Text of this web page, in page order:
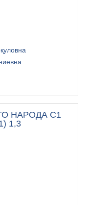
НАРОДА С1
1,3